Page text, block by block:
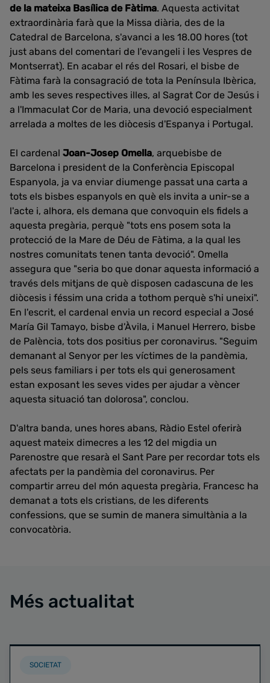
de la mateixa Basílica de Fàtima. Aquesta activitat
extraordinària farà que la Missa diària, des de la
Catedral de Barcelona, s'avanci a les 18.00 hores (tot
just abans del comentari de l'evangeli i les Vespres de
Montserrat). En acabar el rés del Rosari, el bisbe de
Fàtima farà la consagració de tota la Península Ibèrica,
amb les seves respectives illes, al Sagrat Cor de Jesús i
a l'Immaculat Cor de Maria, una devoció especialment
arrelada a moltes de les diòcesis d'Espanya i Portugal.
El cardenal Joan-Josep Omella, arquebisbe de
Barcelona i president de la Conferència Episcopal
Espanyola, ja va enviar diumenge passat una carta a
tots els bisbes espanyols en què els invita a unir-se a
l'acte i, alhora, els demana que convoquin els fidels a
aquesta pregària, perquè "tots ens posem sota la
protecció de la Mare de Déu de Fàtima, a la qual les
nostres comunitats tenen tanta devoció". Omella
assegura que "seria bo que donar aquesta informació a
través dels mitjans de què disposen cadascuna de les
diòcesis i féssim una crida a tothom perquè s'hi uneixi".
En l'escrit, el cardenal envia un record especial a José
María Gil Tamayo, bisbe d'Àvila, i Manuel Herrero, bisbe
de Palència, tots dos positius per coronavirus. "Seguim
demanant al Senyor per les víctimes de la pandèmia,
pels seus familiars i per tots els qui generosament
estan exposant les seves vides per ajudar a vèncer
aquesta situació tan dolorosa", conclou.
D'altra banda, unes hores abans, Ràdio Estel oferirà
aquest mateix dimecres a les 12 del migdia un
Parenostre que resarà el Sant Pare per recordar tots els
afectats per la pandèmia del coronavirus. Per
compartir arreu del món aquesta pregària, Francesc ha
demanat a tots els cristians, de les diferents
confessions, que se sumin de manera simultània a la
convocatòria.
Més actualitat
SOCIETAT